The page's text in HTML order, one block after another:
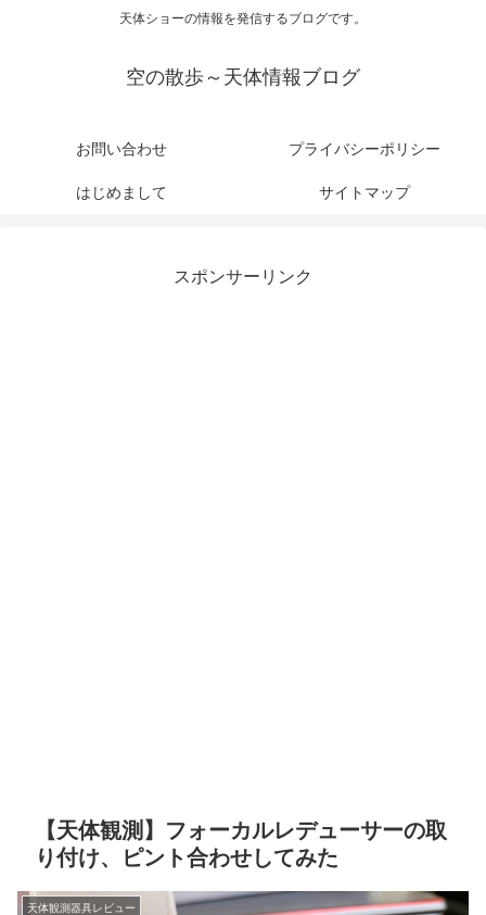
天体ショーの情報を発信するブログです。
空の散歩～天体情報ブログ
お問い合わせ プライバシーポリシー
はじめまして サイトマップ
スポンサーリンク
【天体観測】フォーカルレデューサーの取
り付け、ピント合わせしてみた
天体観測器具レビュー